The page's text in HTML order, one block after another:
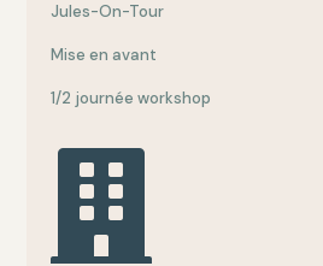
Jules-On-Tour
Mise en avant
1/2 journée workshop
